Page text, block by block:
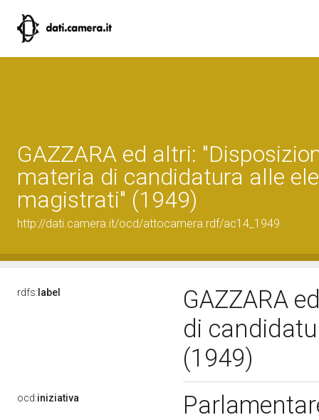
GAZZARA ed altri:
materia di candidatura alle
magistrati" (1949)
http://dati.camera.it/ocd/attocamera.rdf/ac14_1949
rdfs: label
GAZZARA
di
(1949)
ocd:iniziativa